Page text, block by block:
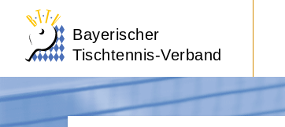
Bayerischer
Tischtennis-Verband